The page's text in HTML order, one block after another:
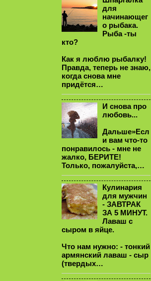
для
начинающег
о рыбака.
Рыба -ты
кто?
Как я люблю рыбалку!
Правда, теперь не знаю,
когда снова мне
придётся…
И снова про
любовь...
Дальше»Есл
и вам что-то
понравилось - мне не
жалко, БЕРИТЕ!
Только, пожалуйста,…
Кулинария
для мужчин
- ЗАВТРАК
ЗА 5 МИНУТ.
Лаваш с
сыром в яйце.
Что нам нужно: - тонкий
армянский лаваш - сыр
(твердых…